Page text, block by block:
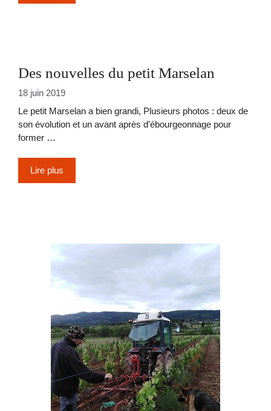
Des nouvelles du petit Marselan
18 juin 2019
Le petit Marselan a bien grandi, Plusieurs photos : deux de
son évolution et un avant après d’ébourgeonnage pour
former …
Lire plus